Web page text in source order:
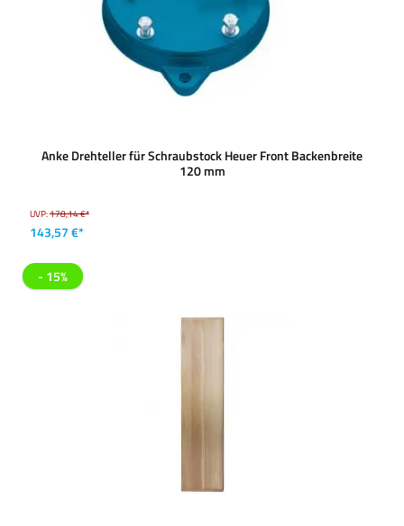
Anke Drehteller für Schraubstock Heuer Front Backenbreite
120 mm
UVP:178,14 €*
143,57 €*
- 15%